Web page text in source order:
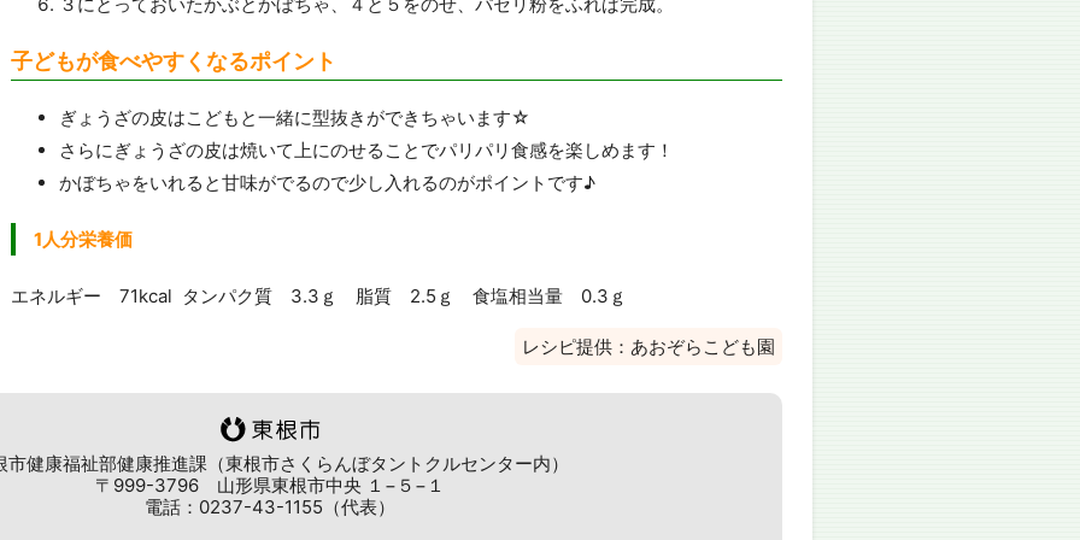
子どもが食べやすくなるポイント
ぎょうざの皮はこどもと一緒に型抜きができちゃいます☆
さらにぎょうざの皮は焼いて上にのせることでパリパリ食感を楽しめます！
かぼちゃをいれると甘味がでるので少し入れるのがポイントです♪
1人分栄養価
エネルギー 71kcal タンパク質 3.3ｇ 脂質 2.5ｇ 食塩相当量 0.3ｇ
レシピ提供：あおぞらこども園
市健康福祉部健康推進課（東根市さくらんぼタントクルセンター内）
〒999-3796 山形県東根市中央 １−５−１
電話：0237-43-1155（代表）